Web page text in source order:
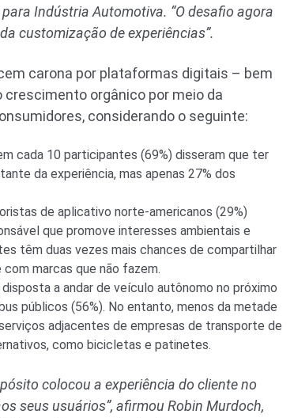
Indústria Automotiva. “O desafio agora
customização de experiências”.
carona por plataformas digitais – bem
orgânico por meio da
considerando o seguinte:
cada 10 participantes (69%) disseram que ter
da experiência, mas apenas 27% dos
de aplicativo norte-americanos (29%)
que promove interesses ambientais e
têm duas vezes mais chances de compartilhar
marcas que não fazem.
a andar de veículo autônomo no próximo
públicos (56%). No entanto, menos da metade
adjacentes de empresas de transporte de
como bicicletas e patinetes.
colocou a experiência do cliente no
seus usuários”, afirmou Robin Murdoch,